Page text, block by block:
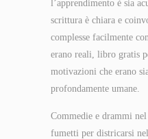
l’apprendimento è sia
scrittura è chiara e
complesse facilmente
erano reali, libro gratis
motivazioni che erano
profondamente umane.
Commedie e drammi
fumetti per districarsi